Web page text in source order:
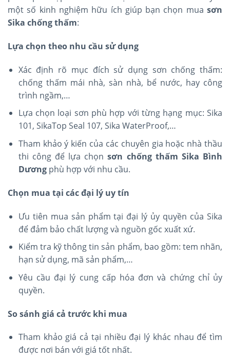
một số kinh nghiệm hữu ích giúp bạn chọn mua sơn
Sika chống thấm:
Lựa chọn theo nhu cầu sử dụng
Xác định rõ mục đích sử dụng sơn chống thấm:
chống thấm mái nhà, sàn nhà, bể nước, hay công
trình ngầm,…
Lựa chọn loại sơn phù hợp với từng hạng mục: Sika
101, SikaTop Seal 107, Sika WaterProof,…
Tham khảo ý kiến của các chuyên gia hoặc nhà thầu
thi công để lựa chọnsơn chống thấm Sika Bình
Dươngphù hợp với nhu cầu.
Chọn mua tại các đại lý uy tín
Ưu tiên mua sản phẩm tại đại lý ủy quyền của Sika
để đảm bảo chất lượng và nguồn gốc xuất xứ.
Kiểm tra kỹ thông tin sản phẩm, bao gồm: tem nhãn,
hạn sử dụng, mã sản phẩm,…
Yêu cầu đại lý cung cấp hóa đơn và chứng chỉ ủy
quyền.
So sánh giá cả trước khi mua
Tham khảo giá cả tại nhiều đại lý khác nhau để tìm
được nơi bán với giá tốt nhất.